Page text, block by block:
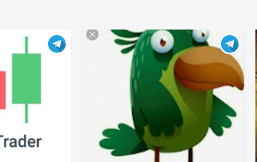
قیمتی زیر قیمت بازار.راستش الان چون
ممبر کانالمون زیاد نیست فعالیتمون کمه
ولی قول میدم ک ممبرامون بره بالاتر
کانالمون بترکونه.به شعار کانالمون توجه
کنید(مینی کالا همراه شما فراتر از اسم
خود قدم میگذارد)